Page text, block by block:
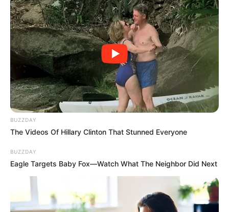
BUZZDAY
The Videos Of Hillary Clinton That Stunned Everyone
BUZZDAY
Eagle Targets Baby Fox—Watch What The Neighbor Did Next